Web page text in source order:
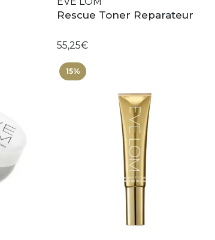
Rescue Toner Reparateur
55,25€
15%